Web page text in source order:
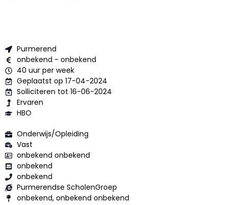
Purmerend
onbekend - onbekend
40 uur per week
Geplaatst op 17-04-2024
Solliciteren tot 16-06-2024
Ervaren
HBO
Onderwijs/Opleiding
Vast
onbekend onbekend
onbekend
onbekend
Purmerendse ScholenGroep
onbekend, onbekend onbekend